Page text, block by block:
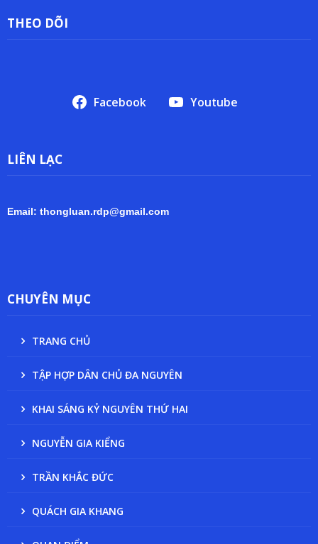
THEO DÕI
Facebook Youtube
LIÊN LẠC
Email: thongluan.rdp@gmail.com
CHUYÊN MỤC
TRANG CHỦ
TẬP HỢP DÂN CHỦ ĐA NGUYÊN
KHAI SÁNG KỶ NGUYÊN THỨ HAI
NGUYỄN GIA KIỂNG
TRẦN KHẮC ĐỨC
QUÁCH GIA KHANG